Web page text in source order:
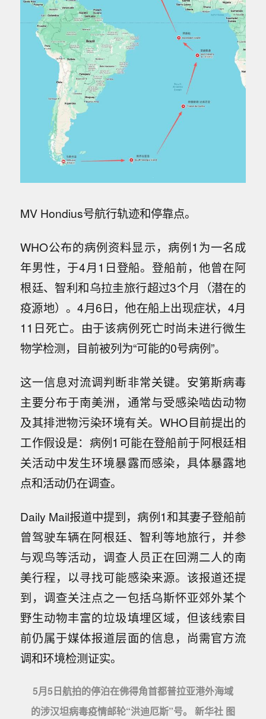
MV Hondius号航行轨迹和停靠点。
WHO公布的病例资料显示，病例1为一名成
年男性，于4月1日登船。登船前，他曾在阿
根廷、智利和乌拉圭旅行超过3个月（潜在的
疫源地）。4月6日，他在船上出现症状，4月
11日死亡。由于该病例死亡时尚未进行微生
物学检测，目前被列为“可能的0号病例”。
这一信息对流调判断非常关键。安第斯病毒
主要分布于南美洲，通常与受感染啮齿动物
及其排泄物污染环境有关。WHO目前提出的
工作假设是：病例1可能在登船前于阿根廷相
关活动中发生环境暴露而感染，具体暴露地
点和活动仍在调查。
Daily Mail报道中提到，病例1和其妻子登船前
曾驾驶车辆在阿根廷、智利等地旅行，并参
与观鸟等活动，调查人员正在回溯二人的南
美行程，以寻找可能感染来源。该报道还提
到，调查关注点之一包括乌斯怀亚郊外某个
野生动物丰富的垃圾填埋区域，但该线索目
前仍属于媒体报道层面的信息，尚需官方流
调和环境检测证实。
5月5日航拍的停泊在佛得角首都普拉亚港外海域
的涉汉坦病毒疫情邮轮“洪迪厄斯”号。 新华社 图